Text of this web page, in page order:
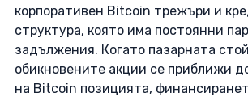
корпоративен Bitcoin трежъри и
структура, която има постоянни
задължения. Когато пазарната
обикновените акции се приближи
на Bitcoin позицията,